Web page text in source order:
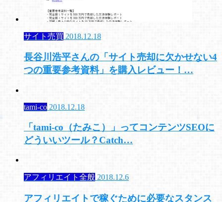
サイト売買 2018.12.18
長谷川浩平さんの「サイト売却に欠かせない4
つの重要参考資料」を購入レビュー！…
tami-co 2018.12.18
「tami-co（たみこ）」ってコンテンツSEOに
どういいツール？Catch…
アフィリエイト全般 2018.12.6
アフィリエイトで稼ぐために必要なスタンス